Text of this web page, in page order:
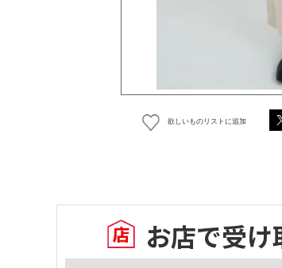
欲しいものリストに追加
お店で受け